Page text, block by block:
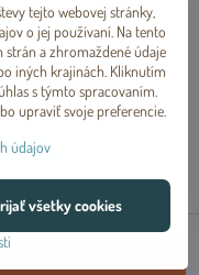
pre mačiatka so vzorom
mačiek čierny, Trixie
Dočasne vypredané
od 1,99 €
Zobraziť
tejto webovej stránky,
o jej používaní. Na tento
a zhromaždené údaje
iných krajinách. Kliknutím
s týmto spracovaním.
upraviť svoje preferencie.
údajov
všetky cookies